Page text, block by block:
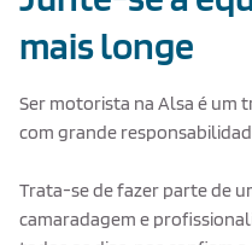
mais longe
Ser motorista na Alsa é um
com grande
Trata-se de fazer parte de
camaradagem e